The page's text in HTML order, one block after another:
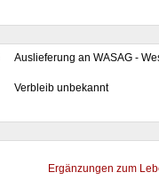
Auslieferung an WASAG -
Verbleib unbekannt
Ergänzungen zum